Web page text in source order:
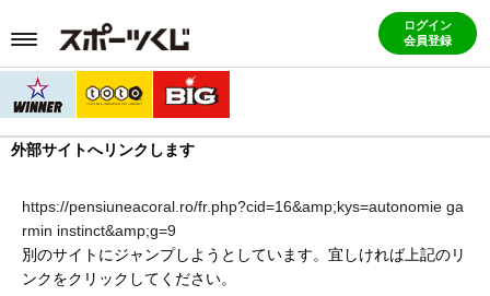
ログイン
会員登録
外部サイトへリンクします
https://pensiuneacoral.ro/fr.php?cid=16&amp;kys=autonomie ga
rmin instinct&amp;g=9
別のサイトにジャンプしようとしています。宜しければ上記のリ
ンクをクリックしてください。